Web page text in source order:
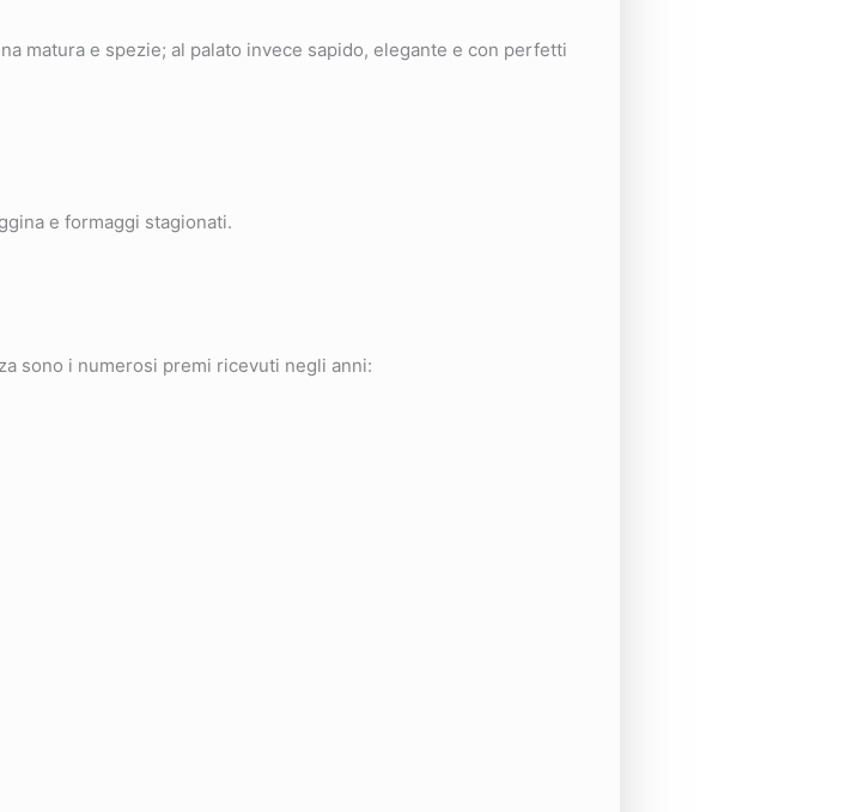
matura e spezie; al palato invece sapido, elegante e con perfetti
e formaggi stagionati.
sono i numerosi premi ricevuti negli anni: